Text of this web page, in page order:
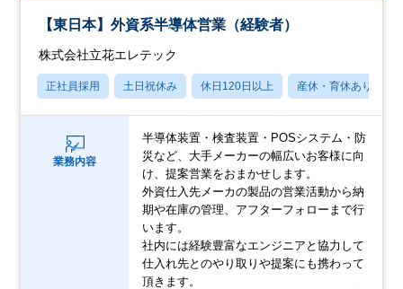
【東日本】外資系半導体営業（経験者）
株式会社立花エレテック
正社員採用 土日祝休み 休日120日以上 産休・育休あり
業務内容
半導体装置・検査装置・POSシステム・防
災など、大手メーカーの幅広いお客様に向
け、提案営業をおまかせします。
外資仕入先メーカの製品の営業活動から納
期や在庫の管理、アフターフォローまで行
います。
社内には経験豊富なエンジニアと協力して
仕入れ先とのやり取りや提案にも携わって
頂きます。